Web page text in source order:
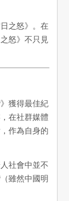
之怒》。在
怒》不只見
獲得最佳紀
在社群媒體
作為自身的
社會中並不
雖然中國明